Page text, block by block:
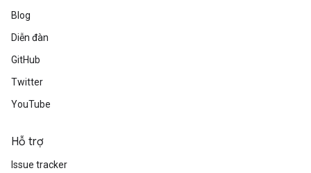
Blog
Diễn đàn
GitHub
Twitter
YouTube
Hỗ trợ
Issue tracker